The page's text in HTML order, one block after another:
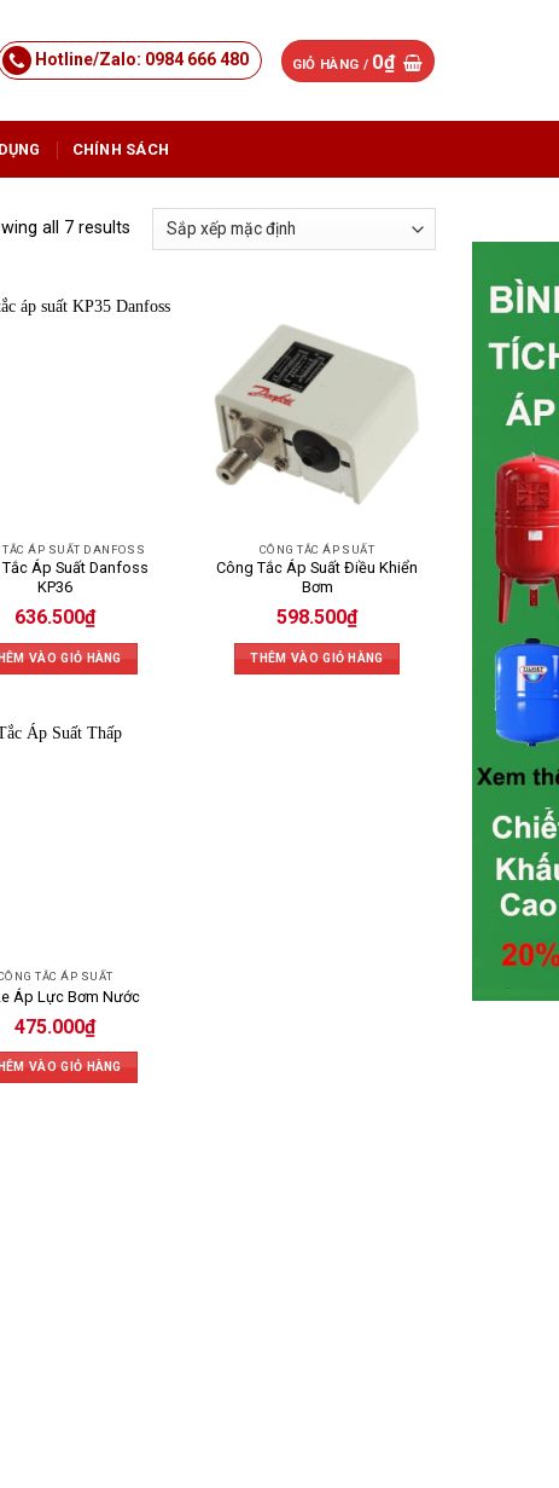
Hotline/Zalo: 0984 666 480 GIỎ HÀNG / 0₫
CHÍNH SÁCH
all 7 results
TẮC ÁP SUẤT DANFOSS
Áp Suất Danfoss
KP36
636.500₫
VÀO GIỎ HÀNG
CÔNG TẮC ÁP SUẤT
Công Tắc Áp Suất Điều Khiển
Bơm
598.500₫
THÊM VÀO GIỎ HÀNG
TẮC ÁP SUẤT
Áp Lực Bơm Nước
475.000₫
VÀO GIỎ HÀNG